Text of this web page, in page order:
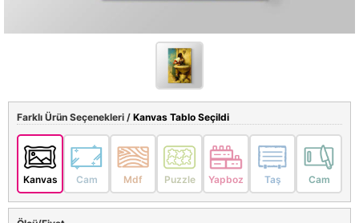
Farklı Ürün Seçenekleri / Kanvas Tablo Seçildi
Kanvas Cam Mdf Puzzle Yapboz Taş Cam